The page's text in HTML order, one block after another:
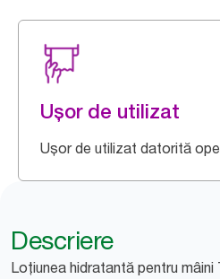
Ușor de utilizat
Ușor de utilizat datorită
Descriere
Loțiunea hidratantă pentru